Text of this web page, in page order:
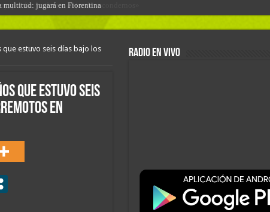
multitud: jugará en Fiorentina
estuvo seis días bajo los
que estuvo seis
en
RADIO EN VIVO